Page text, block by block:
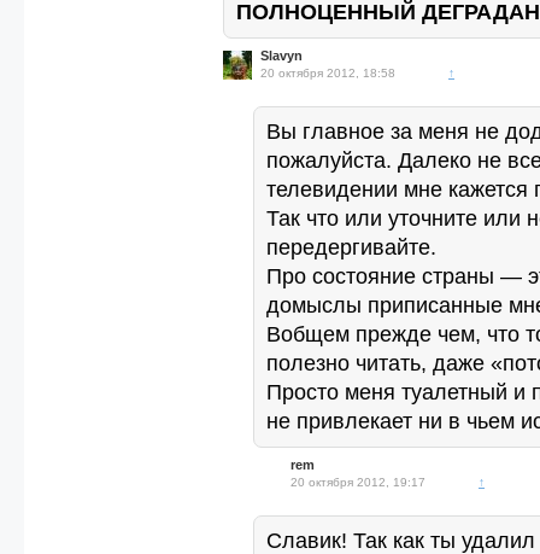
ПОЛНОЦЕННЫЙ
Slavyn
20 октября 2012, 18:58 ↑
Вы главное за меня не
пожалуйста. Далеко не
телевидении мне кажется
Так что или уточните или
передергивайте.
Про состояние страны —
домыслы приписанные
Вобщем прежде чем, что
полезно читать, даже
Просто меня туалетный и
не привлекает ни в чьем
rem
20 октября 2012, 19:17 ↑
Славик! Так как ты удалил